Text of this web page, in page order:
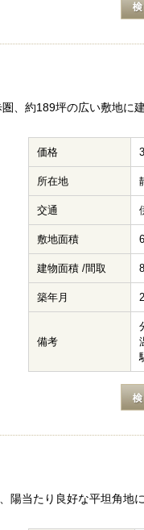
、約189坪の広い敷地に
価格
所在地
交通
敷地面積
建物面積 /間取
築年月
備考
陽当たり良好な平坦角地